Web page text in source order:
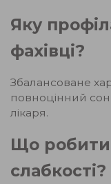
Яку
фахівці?
Збалансоване
повноцінний
лікаря.
Що робити
слабкості?